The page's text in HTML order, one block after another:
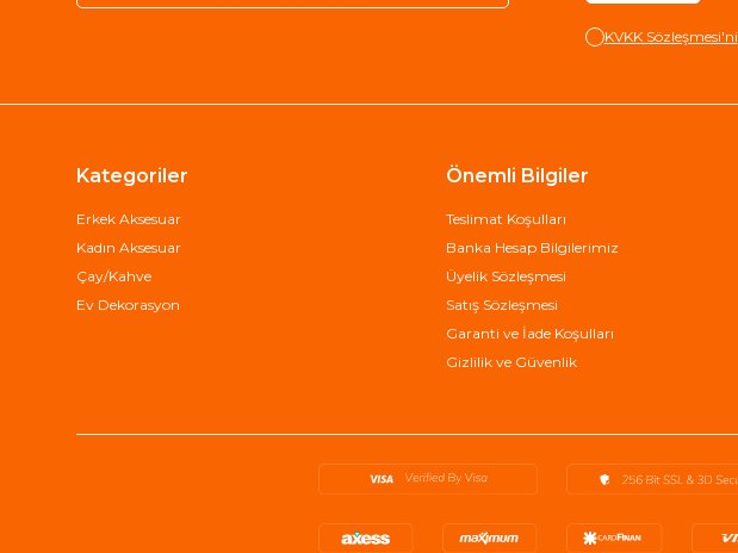
KVKK Sözleşmesi'ni
Kategoriler
Erkek Aksesuar
Kadın Aksesuar
Çay/Kahve
Ev Dekorasyon
Önemli Bilgiler
Teslimat Koşulları
Banka Hesap Bilgilerimiz
Üyelik Sözleşmesi
Satış Sözleşmesi
Garanti ve İade Koşulları
Gizlilik ve Güvenlik